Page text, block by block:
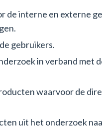
de interne en externe
gebruikers.
in verband met
waarvoor de
uit het onderzoek